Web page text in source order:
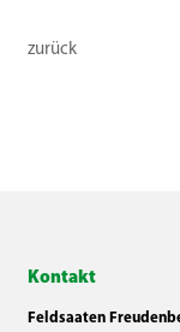
zurück
Kontakt
Feldsaaten